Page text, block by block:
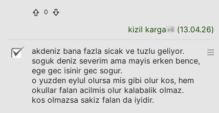
0
kizil karga (13.04.26)
akdeniz bana fazla sicak ve tuzlu geliyor.
soguk deniz severim ama mayis erken bence,
ege gec isinir gec sogur.
o yuzden eylul olursa mis gibi olur kos, hem
okullar falan acilmis olur kalabalik olmaz.
kos olmazsa sakiz falan da iyidir.